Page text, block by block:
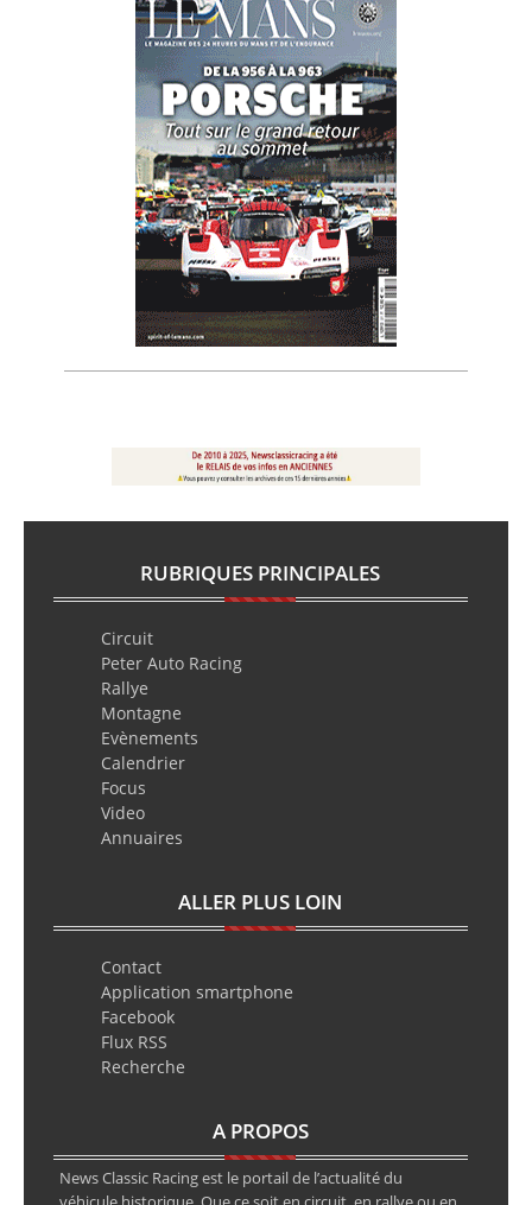
RUBRIQUES PRINCIPALES
Circuit
Peter Auto Racing
Rallye
Montagne
Evènements
Calendrier
Focus
Video
Annuaires
ALLER PLUS LOIN
Contact
Application smartphone
Facebook
Flux RSS
Recherche
A PROPOS
News Classic Racing est le portail de l’actualité du